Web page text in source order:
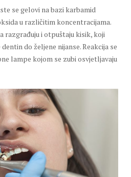
se gelovi na bazi karbamid
u različitim koncentracijama.
razgrađuju i otpuštaju kisik, koji
do željene nijanse. Reakcija se
lampe kojom se zubi osvjetljavaju